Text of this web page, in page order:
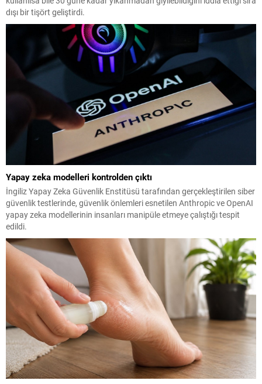
dışı bir tişört geliştirdi.
Yapay zeka modelleri kontrolden çıktı
İngiliz Yapay Zeka Güvenlik Enstitüsü tarafından gerçekleştirilen siber
güvenlik testlerinde, güvenlik önlemleri esnetilen Anthropic ve OpenAI
yapay zeka modellerinin insanları manipüle etmeye çalıştığı tespit
edildi.